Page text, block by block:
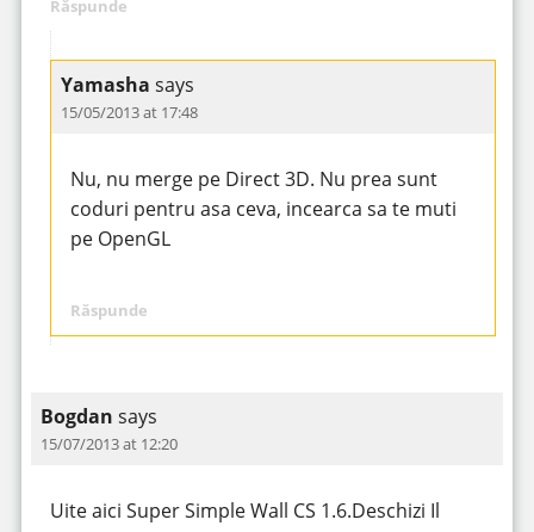
Răspunde
Yamasha says
15/05/2013 at 17:48
Nu, nu merge pe Direct 3D. Nu prea sunt
coduri pentru asa ceva, incearca sa te muti
pe OpenGL
Răspunde
Bogdan says
15/07/2013 at 12:20
Uite aici Super Simple Wall CS 1.6.Deschizi Il